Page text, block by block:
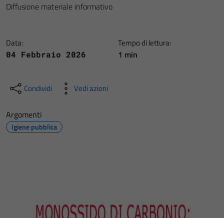
Diffusione materiale informativo
Data:
04 Febbraio 2026
Tempo di lettura:
1 min
Condividi Vedi azioni
Argomenti
Igiene pubblica